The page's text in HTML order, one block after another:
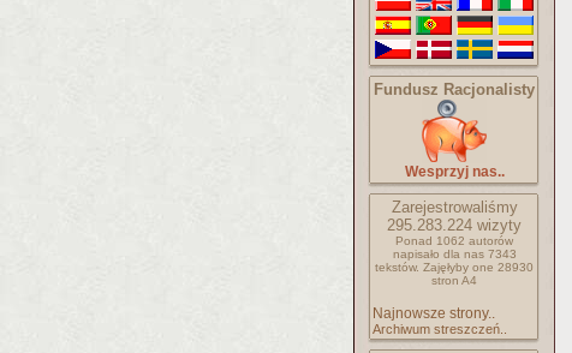
Fundusz Racjonalisty
Wesprzyj nas..
Zarejestrowaliśmy
295.283.224 wizyty
Ponad 1062 autorów
napisało dla nas 7343
tekstów. Zajęłyby one 28930
stron A4
Najnowsze strony..
Archiwum streszczeń..